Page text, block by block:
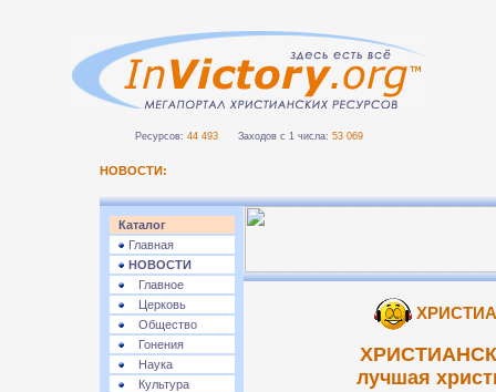
Ресурсов: 44 493 Заходов с 1 числа: 53 069
НОВОСТИ:
Каталог
Главная
НОВОСТИ
Главное
Церковь
Общество
Гонения
Наука
Культура
лучшая